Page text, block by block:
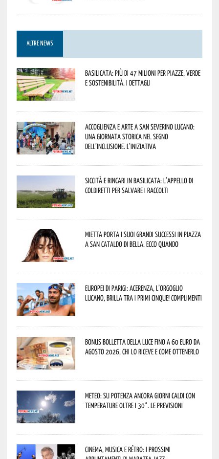
ALTRE NEWS
Basilicata: più di 47 milioni per piazze, verde
e sostenibilità. I dettagli
Accoglienza e arte a San Severino Lucano:
una giornata storica nel segno
dell’inclusione. L’iniziativa
Siccità e rincari in Basilicata: l’appello di
Coldiretti per salvare i raccolti
Mietta porta i suoi grandi successi in piazza
a San Cataldo di Bella. Ecco quando
Europei di Parigi: Acerenza, l’orgoglio
lucano, brilla tra i primi cinque! Complimenti
Bonus bolletta della luce fino a 60 euro da
agosto 2026, chi lo riceve e come ottenerlo
Meteo: su Potenza ancora giorni caldi con
temperature oltre i 30°. Le previsioni
Cinema, musica e rétro: i prossimi